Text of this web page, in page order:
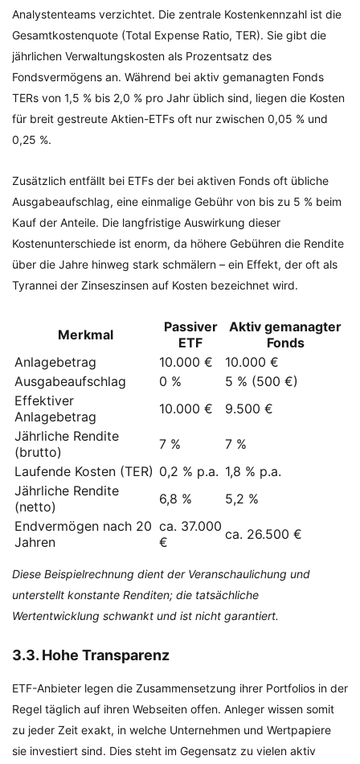
Analystenteams verzichtet. Die zentrale Kostenkennzahl ist die
Gesamtkostenquote (Total Expense Ratio, TER). Sie gibt die
jährlichen Verwaltungskosten als Prozentsatz des
Fondsvermögens an. Während bei aktiv gemanagten Fonds
TERs von 1,5 % bis 2,0 % pro Jahr üblich sind, liegen die Kosten
für breit gestreute Aktien-ETFs oft nur zwischen 0,05 % und
0,25 %.
Zusätzlich entfällt bei ETFs der bei aktiven Fonds oft übliche
Ausgabeaufschlag, eine einmalige Gebühr von bis zu 5 % beim
Kauf der Anteile. Die langfristige Auswirkung dieser
Kostenunterschiede ist enorm, da höhere Gebühren die Rendite
über die Jahre hinweg stark schmälern – ein Effekt, der oft als
Tyrannei der Zinseszinsen auf Kosten bezeichnet wird.
Merkmal
Passiver
ETF
Aktiv gemanagter
Fonds
Anlagebetrag
10.000 €
10.000 €
Ausgabeaufschlag
0 %
5 % (500 €)
Effektiver
Anlagebetrag
10.000 €
9.500 €
Jährliche Rendite
(brutto)
7 %
7 %
Laufende Kosten (TER) 0,2 % p.a. 1,8 % p.a.
Jährliche Rendite
(netto)
6,8 %
5,2 %
Endvermögen nach 20
Jahren
ca. 37.000
€
ca. 26.500 €
Diese Beispielrechnung dient der Veranschaulichung und
unterstellt konstante Renditen; die tatsächliche
Wertentwicklung schwankt und ist nicht garantiert.
3.3. Hohe Transparenz
ETF-Anbieter legen die Zusammensetzung ihrer Portfolios in der
Regel täglich auf ihren Webseiten offen. Anleger wissen somit
zu jeder Zeit exakt, in welche Unternehmen und Wertpapiere
sie investiert sind. Dies steht im Gegensatz zu vielen aktiv